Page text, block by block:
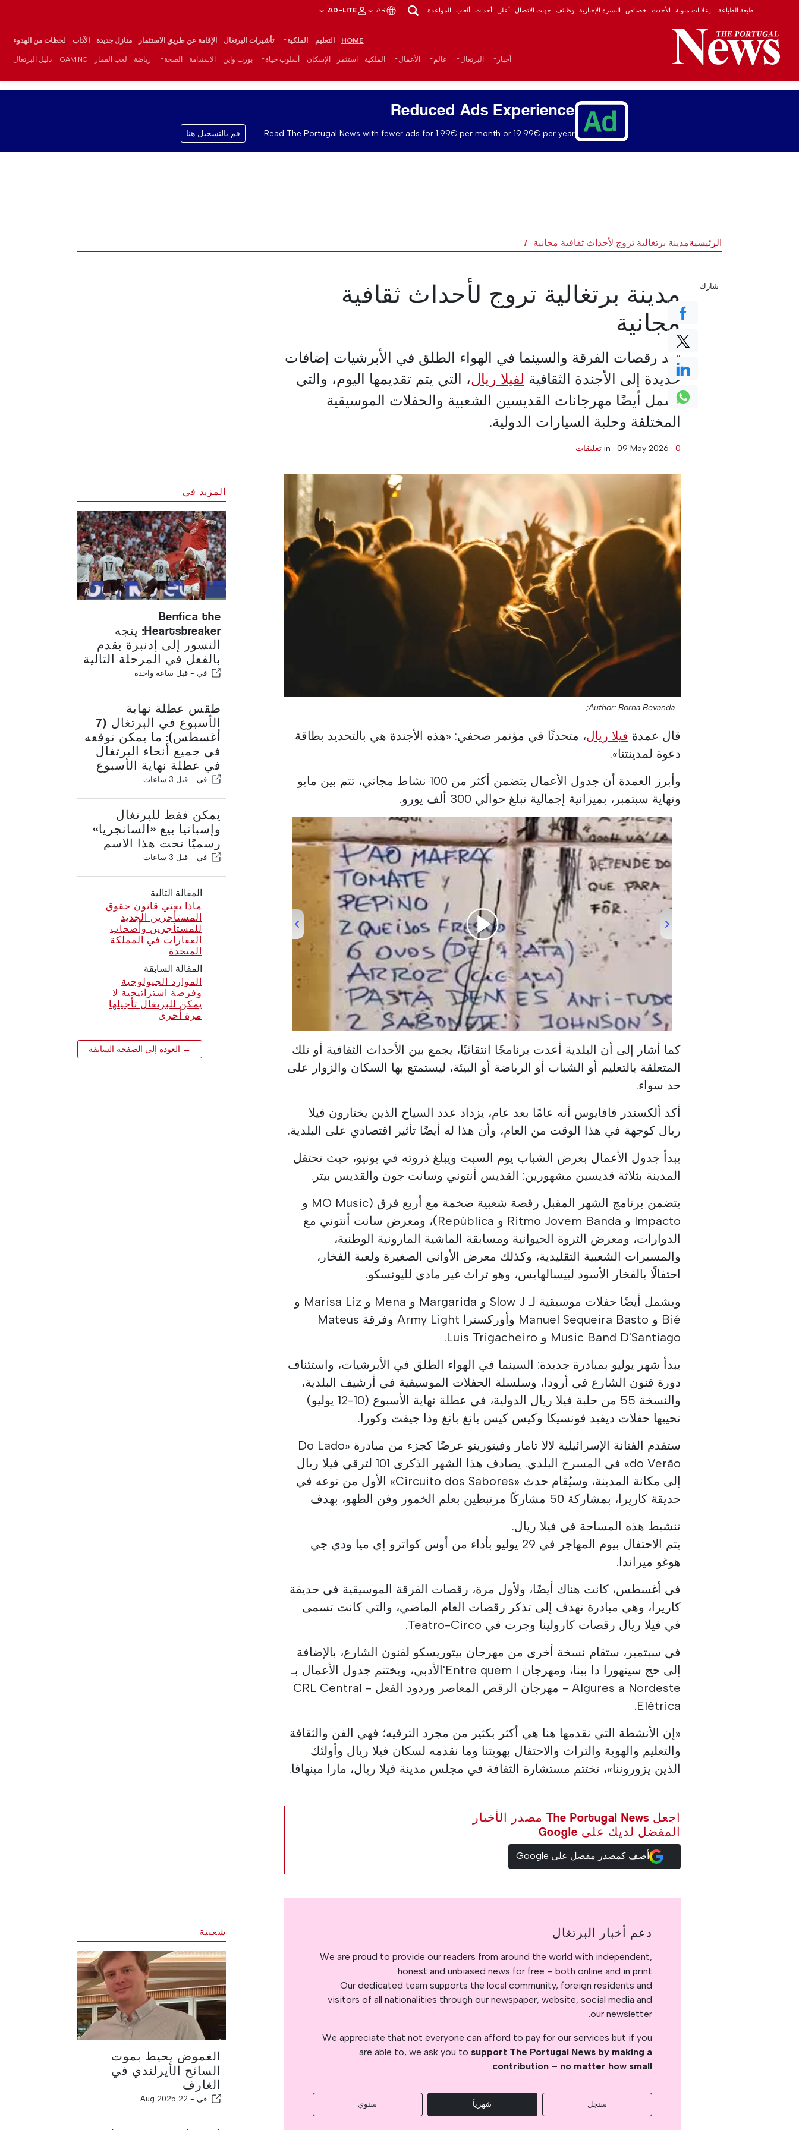
طبعة الطباعة إعلانات مبوبة الأحدث خصائص النشرة الإخبارية وظائف جهات الاتصال أعلن أحداث ألعاب المواعدة AR
AD-LITE
HOME التعليم الملكية تأشيرات البرتغال الإقامة عن طريق الاستثمار منازل جديدة الآداب لحظات من الهدوء
أخبار البرتغال عالم الأعمال الملكية استثمر الإسكان أسلوب حياة بورت واين الاستدامة الصحة رياضة لعب القمار IGAMING دليل البرتغال
Reduced Ads Experience
Read The Portugal News with fewer ads for 1.99€ per month or 19.99€ per year. قم بالتسجيل هنا
الرئيسيةمدينة برتغالية تروج لأحداث ثقافية مجانية
مدينة برتغالية تروج لأحداث ثقافية
مجانية
تعد رقصات الفرقة والسينما في الهواء الطلق في الأبرشيات إضافات
جديدة إلى الأجندة الثقافية لفيلا ريال، التي يتم تقديمها اليوم، والتي
تشمل أيضًا مهرجانات القديسين الشعبية والحفلات الموسيقية
المختلفة وحلبة السيارات الدولية.
in · 09 May 2026 · 0 تعليقات
Author: Borna Bevanda;
قال عمدة فيلا ريال، متحدثًا في مؤتمر صحفي: «هذه الأجندة هي بالتحديد بطاقة
دعوة لمدينتنا».
وأبرز العمدة أن جدول الأعمال يتضمن أكثر من 100 نشاط مجاني، تتم بين مايو
ونهاية سبتمبر، بميزانية إجمالية تبلغ حوالي 300 ألف يورو.
00:00/00:22 Metro Quinta das Conchas in Lisbon
كما أشار إلى أن البلدية أعدت برنامجًا انتقائيًا، يجمع بين الأحداث الثقافية أو تلك
المتعلقة بالتعليم أو الشباب أو الرياضة أو البيئة، ليستمتع بها السكان والزوار على
حد سواء.
أكد ألكسندر فافايوس أنه عامًا بعد عام، يزداد عدد السياح الذين يختارون فيلا
ريال كوجهة في هذا الوقت من العام، وأن هذا له أيضًا تأثير اقتصادي على البلدية.
يبدأ جدول الأعمال بعرض الشباب يوم السبت ويبلغ ذروته في يونيو، حيث تحتفل
المدينة بثلاثة قديسين مشهورين: القديس أنتوني وسانت جون والقديس بيتر.
يتضمن برنامج الشهر المقبل رقصة شعبية ضخمة مع أربع فرق (MO Music و
Impacto و Ritmo Jovem Banda و República)، ومعرض سانت أنتوني مع
الدوارات، ومعرض الثروة الحيوانية ومسابقة الماشية المارونية الوطنية،
والمسيرات الشعبية التقليدية، وكذلك معرض الأواني الصغيرة ولعبة الفخار،
احتفالًا بالفخار الأسود لبيسالهايس، وهو تراث غير مادي لليونسكو.
ويشمل أيضًا حفلات موسيقية لـ Slow J و Margarida و Mena و Marisa Liz و
Bié و Manuel Sequeira Basto وأوركسترا Army Light وفرقة Mateus
Music Band D'Santiago و Luis Trigacheiro.
يبدأ شهر يوليو بمبادرة جديدة: السينما في الهواء الطلق في الأبرشيات، واستئناف
دورة فنون الشارع في أرودا، وسلسلة الحفلات الموسيقية في أرشيف البلدية،
والنسخة 55 من حلبة فيلا ريال الدولية، في عطلة نهاية الأسبوع (10-12 يوليو)
تحييها حفلات ديفيد فونسيكا وكيس كيس بانغ بانغ وذا جيفت وكورا.
ستقدم الفنانة الإسرائيلية لالا تامار وفيتورينو عرضًا كجزء من مبادرة «Do Lado
do Verão» في المسرح البلدي. يصادف هذا الشهر الذكرى 101 لترقي فيلا ريال
إلى مكانة المدينة، وسيُقام حدث «Circuito dos Sabores» الأول من نوعه في
حديقة كاريرا، بمشاركة 50 مشاركًا مرتبطين بعلم الخمور وفن الطهو، بهدف
تنشيط هذه المساحة في فيلا ريال.
يتم الاحتفال بيوم المهاجر في 29 يوليو بأداء من أوس كواترو إي ميا ودي جي
هوغو ميراندا.
في أغسطس، كانت هناك أيضًا، ولأول مرة، رقصات الفرقة الموسيقية في حديقة
كاريرا، وهي مبادرة تهدف إلى تذكر رقصات العام الماضي، والتي كانت تسمى
في فيلا ريال رقصات كارولينا وجرت في Teatro-Circo.
في سبتمبر، ستقام نسخة أخرى من مهرجان بيتوريسكو لفنون الشارع، بالإضافة
إلى حج سينهورا دا بينا، ومهرجان Entre quem l'الأدبي، ويختتم جدول الأعمال بـ
Algures a Nordeste - مهرجان الرقص المعاصر وردود الفعل - CRL Central
Elétrica.
«إن الأنشطة التي نقدمها هنا هي أكثر بكثير من مجرد الترفيه؛ فهي الفن والثقافة
والتعليم والهوية والتراث والاحتفال بهويتنا وما نقدمه لسكان فيلا ريال وأولئك
الذين يزوروننا»، تختتم مستشارة الثقافة في مجلس مدينة فيلا ريال، مارا مينهافا.
اجعل The Portugal News مصدر الأخبار
المفضل لديك على Google
أضف كمصدر مفضل على Google
شارك
المزيد في
Benfica the
Heartsbreaker: يتجه
النسور إلى إدنبرة بقدم
بالفعل في المرحلة التالية
في - قبل ساعة واحدة
طقس عطلة نهاية
الأسبوع في البرتغال (7
أغسطس): ما يمكن توقعه
في جميع أنحاء البرتغال
في عطلة نهاية الأسبوع
في - قبل 3 ساعات
يمكن فقط للبرتغال
وإسبانيا بيع «السانجريا»
رسميًا تحت هذا الاسم
في - قبل 3 ساعات
المقالة التالية
ماذا يعني قانون حقوق
المستأجرين الجديد
للمستأجرين وأصحاب
العقارات في المملكة
المتحدة
المقالة السابقة
الموارد الجيولوجية
وفرصة استراتيجية لا
يمكن للبرتغال تأجيلها
مرة أخرى
← العودة إلى الصفحة السابقة
دعم أخبار البرتغال
We are proud to provide our readers from around the world with independent,
honest and unbiased news for free – both online and in print.
Our dedicated team supports the local community, foreign residents and
visitors of all nationalities through our newspaper, website, social media and
our newsletter.
We appreciate that not everyone can afford to pay for our services but if you
are able to, we ask you to support The Portugal News by making a
contribution – no matter how small
.
سنجل شهرياً سنوي
شعبية
الغموض يحيط بموت
السائح الأيرلندي في
الغارف
في - 22 Aug 2025